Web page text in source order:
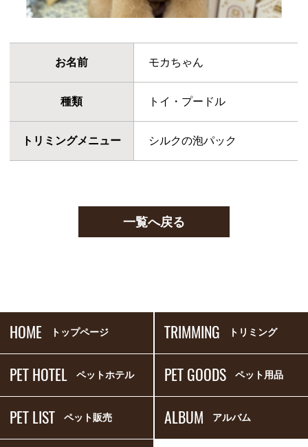
お名前 モカちゃん
種類 トイ・プードル
トリミングメニュー シルクの泡パック
一覧へ戻る
HOME トップページ TRIMMING トリミング
PET HOTEL ペットホテル PET GOODS ペット用品
PET LIST ペット販売 ALBUM アルバム